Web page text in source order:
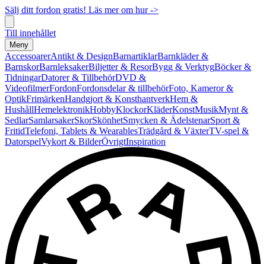
Sälj ditt fordon gratis! Läs mer om hur ->
Till innehållet
Meny
AccessoarerAntikt & DesignBarnartiklarBarnkläder &
BarnskorBarnleksakerBiljetter & ResorBygg & VerktygBöcker &
TidningarDatorer & TillbehörDVD &
VideofilmerFordonFordonsdelar & tillbehörFoto, Kameror &
OptikFrimärkenHandgjort & KonsthantverkHem &
HushållHemelektronikHobbyKlockorKläderKonstMusikMynt &
SedlarSamlarsakerSkorSkönhetSmycken & ÄdelstenarSport &
FritidTelefoni, Tablets & WearablesTrädgård & VäxterTV-spel &
DatorspelVykort & BilderÖvrigtInspiration